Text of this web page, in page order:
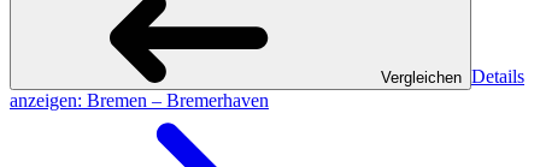
Vergleichen Details
anzeigen: Bremen – Bremerhaven